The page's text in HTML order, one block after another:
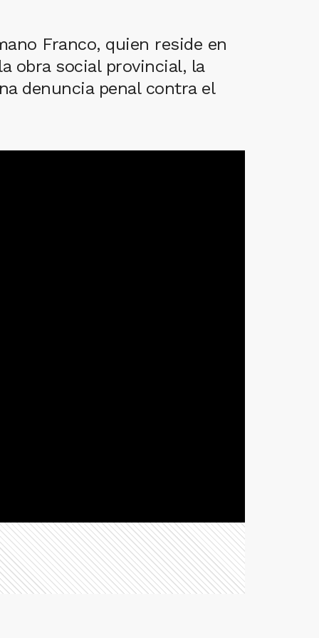
Franco, quien reside en
obra social provincial, la
denuncia penal contra el